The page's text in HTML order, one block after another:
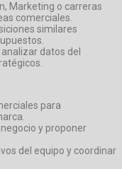
Marketing o carreras
comerciales.
similares
datos del
para
y proponer
del equipo y coordinar